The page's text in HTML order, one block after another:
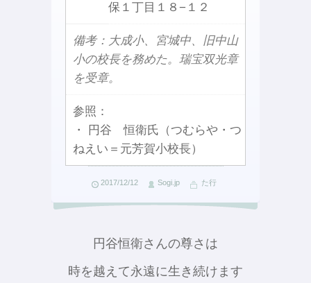
保１丁目１８−１２
備考：大成小、宮城中、旧中山
小の校長を務めた。瑞宝双光章
を受章。
参照：
・ 円谷 恒衛氏（つむらや・つ
ねえい＝元芳賀小校長）
2017/12/12 Sogi.jp た行
円谷恒衛さんの尊さは
時を越えて永遠に生き続けます